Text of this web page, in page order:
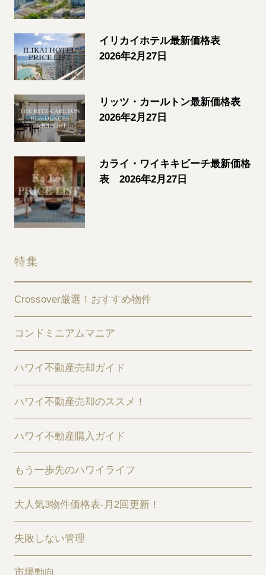
イリカイホテル最新価格表
2026年2月27日
リッツ・カールトン最新価格表
2026年2月27日
カライ・ワイキキビーチ最新価格
表 2026年2月27日
特集
Crossover厳選！おすすめ物件
コンドミニアムマニア
ハワイ不動産売却ガイド
ハワイ不動産売却のススメ！
ハワイ不動産購入ガイド
もう一歩先のハワイライフ
大人気3物件価格表-月2回更新！
失敗しない管理
市場動向